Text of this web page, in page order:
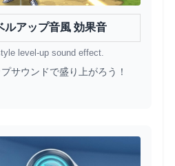
ルアップ音風 効果音
level-up sound effect.
サウンドで盛り上がろう！